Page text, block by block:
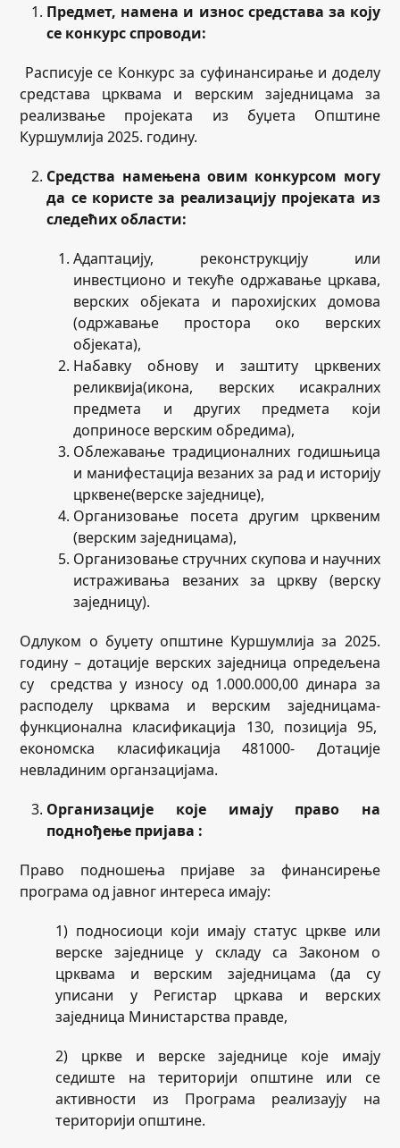
Предмет, намена и износ средстава за коју
се конкурс спроводи:
Расписује се Конкурс за суфинансирање и доделу
средстава црквама и верским заједницама за
реализвање пројеката из буџета Општине
Куршумлија 2025. годину.
Средства намењена овим конкурсом могу
да се користе за реализацију пројеката из
следећих области:
Aдаптацију, реконструкцију или
инвестционо и текуће одржавање цркава,
верских објеката и парохијских домова
(одржавање простора око верских
објеката),
Набавку обнову и заштиту црквених
реликвија(икона, верских исакралних
предмета и других предмета који
доприносе верским обредима),
Облежавање традиционалних годишњица
и манифестација везаних за рад и историју
црквене(верске заједнице),
Организовање посета другим црквеним
(верским заједницама),
Организовање стручних скупова и научних
истраживања везаних за цркву (верску
заједницу).
Одлуком о буџету општине Куршумлија за 2025.
годину – дотације верских заједница опредељена
су средства у износу од 1.000.000,00 динара за
расподелу црквама и верским заједницама-
функционална класификација 130, позиција 95,
економска класификација 481000- Дотације
невладиним органзацијама.
Организације које имају право на
поднођење пријава :
Право подношења пријаве за финансирење
програма од јавног интереса имају:
1) подносиоци који имају статус цркве или
верске заједнице у складу са Законом о
црквама и верским заједницама (да су
уписани у Регистар цркава и верских
заједница Министарства правде,
2) цркве и верске заједнице које имају
седиште на територији општине или се
активности из Програма реализаују на
територији општине.